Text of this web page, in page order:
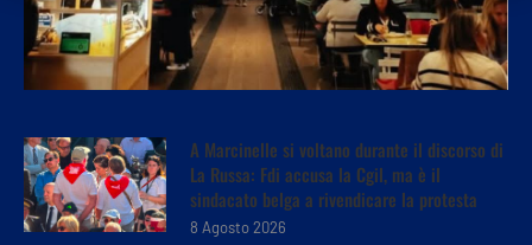
A Marcinelle si voltano durante il discorso di
La Russa: Fdi accusa la Cgil, ma è il
sindacato belga a rivendicare la protesta
8 Agosto 2026